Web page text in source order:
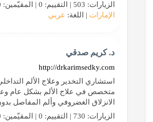
الزيارات: 503 | التقييم: 0 | المقيّمين: 0 | الدولة:
الإمارات | اللغة: عربي
د. كريم صدقي
http://drkarimsedky.com
استشاري التخدير وعلاج الألم
متخصص في علاج الألم بشكل عام
الانزلاق الغضروفي وألم المفاصل
الزيارات: 730 | التقييم: 0 | المقيّمين: 0 | الدولة: